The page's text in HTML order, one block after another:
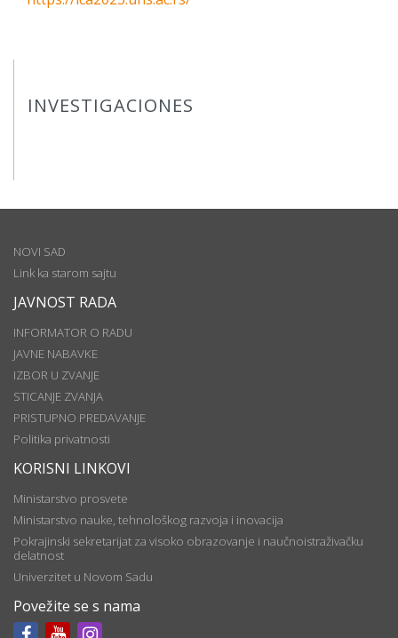
INVESTIGACIONES
NOVI SAD
Link ka starom sajtu
JAVNOST RADA
INFORMATOR O RADU
JAVNE NABAVKE
IZBOR U ZVANJE
STICANJE ZVANJA
PRISTUPNO PREDAVANJE
Politika privatnosti
KORISNI LINKOVI
Ministarstvo prosvete
Ministarstvo nauke, tehnološkog razvoja i inovacija
Pokrajinski sekretarijat za visoko obrazovanje i naučnoistraživačku
delatnost
Univerzitet u Novom Sadu
Povežite se s nama